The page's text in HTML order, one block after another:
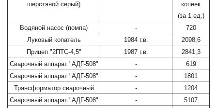
шерстяной серый)
копеек
(за 1 ед.)
Водяной насос (помпа)
-
720
Луковый копатель
1984 г.в.
2098,6
Прицеп "2ПТС-4,5"
1987 г.в.
2841,3
Сварочный аппарат "АДГ-508"
-
619
Сварочный аппарат "АДГ-508"
-
1801
Трансформатор сварочный
-
1204
Сварочный аппарат "АДГ-508"
-
5107